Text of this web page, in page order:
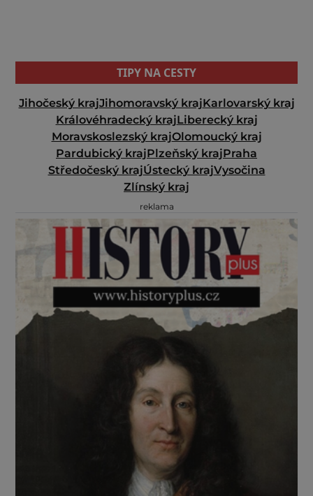
TIPY NA CESTY
Jihočeský krajJihomoravský krajKarlovarský kraj
Královéhradecký krajLiberecký kraj
Moravskoslezský krajOlomoucký kraj
Pardubický krajPlzeňský krajPraha
Středočeský krajÚstecký krajVysočina
Zlínský kraj
reklama